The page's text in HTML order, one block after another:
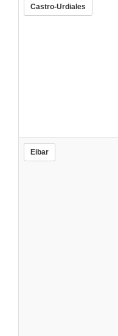
Castro-Urdiales
Eibar